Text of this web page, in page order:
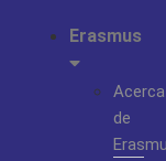
Erasmus
Acerca
de